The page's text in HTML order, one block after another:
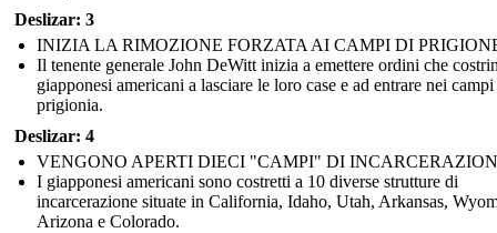
Deslizar: 3
INIZIA LA RIMOZIONE FORZATA AI CAMPI DI
Il tenente generale John DeWitt inizia a emettere ordini che
giapponesi americani a lasciare le loro case e ad entrare nei
prigionia.
Deslizar: 4
VENGONO APERTI DIECI "CAMPI" DI
I giapponesi americani sono costretti a 10 diverse strutture di
incarcerazione situate in California, Idaho, Utah, Arkansas,
Arizona e Colorado.